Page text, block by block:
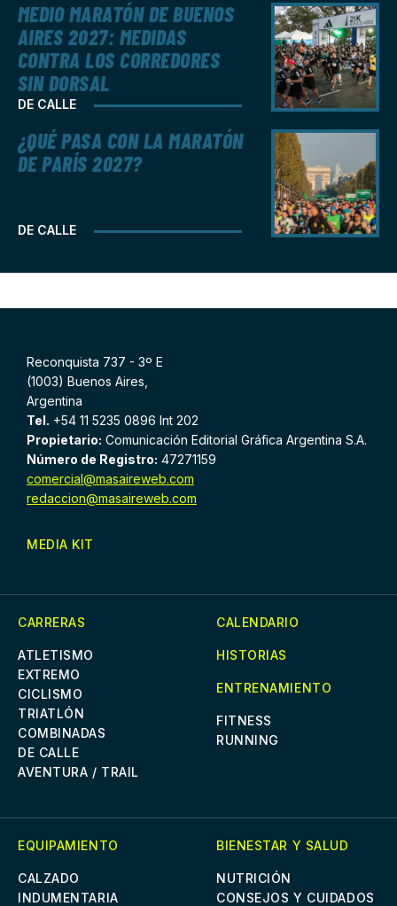
DE CALLE
MEDIO MARATÓN DE BUENOS
AIRES 2027: MEDIDAS
CONTRA LOS CORREDORES
SIN DORSAL
DE CALLE
¿QUÉ PASA CON LA MARATÓN
DE PARÍS 2027?
Reconquista 737 - 3º E
(1003) Buenos Aires,
Argentina
Tel. +54 11 5235 0896 Int 202
Propietario: Comunicación Editorial Gráfica Argentina S.A.
Número de Registro: 47271159
comercial@masaireweb.com
redaccion@masaireweb.com
MEDIA KIT
CARRERAS
ATLETISMO
EXTREMO
CICLISMO
TRIATLÓN
COMBINADAS
DE CALLE
AVENTURA / TRAIL
CALENDARIO
HISTORIAS
ENTRENAMIENTO
FITNESS
RUNNING
EQUIPAMIENTO
CALZADO
INDUMENTARIA
BIENESTAR Y SALUD
NUTRICIÓN
CONSEJOS Y CUIDADOS